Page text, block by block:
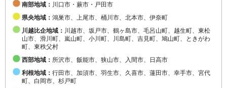
南部地域： 川口市・蕨市・戸田市
県央地域： 鴻巣市、上尾市、桶川市、北本市、伊奈町
川越比企地域： 川越市、坂戸市、鶴ヶ島市、毛呂山町、越生町、東松
山市、滑川町、嵐山町、小川町、川島町、吉見町、鳩山町、ときがわ
町、東秩父村
西部地域： 所沢市、飯能市、狭山市、入間市、日高市
利根地域： 行田市、加須市、羽生市、久喜市、蓮田市、幸手市、宮代
町、白岡市、杉戸町